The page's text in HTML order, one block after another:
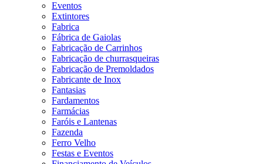
Eventos
Extintores
Fabrica
Fábrica de Gaiolas
Fabricação de Carrinhos
Fabricação de churrasqueiras
Fabricação de Premoldados
Fabricante de Inox
Fantasias
Fardamentos
Farmácias
Faróis e Lantenas
Fazenda
Ferro Velho
Festas e Eventos